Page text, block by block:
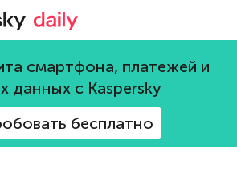
Блог Касперского
смартфона, платежей и
данных с Kaspersky
бесплатно